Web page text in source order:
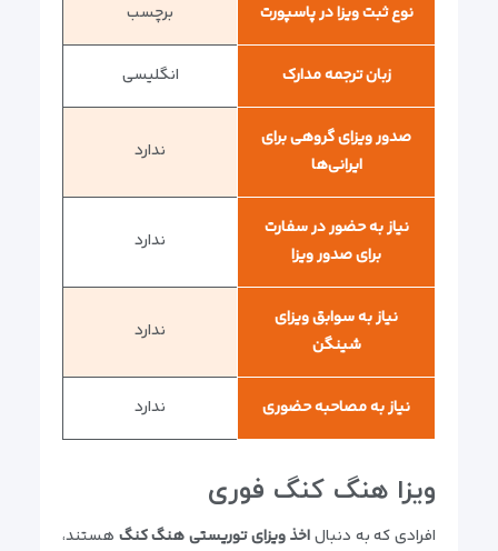
نوع ثبت ویزا در پاسپورت برچسب
زبان ترجمه مدارک انگلیسی
صدور ویزای گروهی برای
ایرانی‌ها
ندارد
نیاز به حضور در سفارت
برای صدور ویزا
ندارد
نیاز به سوابق ویزای
شینگن
ندارد
نیاز به مصاحبه حضوری ندارد
ویزا هنگ کنگ فوری
افرادی که به دنبالاخذ ویزای توریستی هنگ کنگ هستند،